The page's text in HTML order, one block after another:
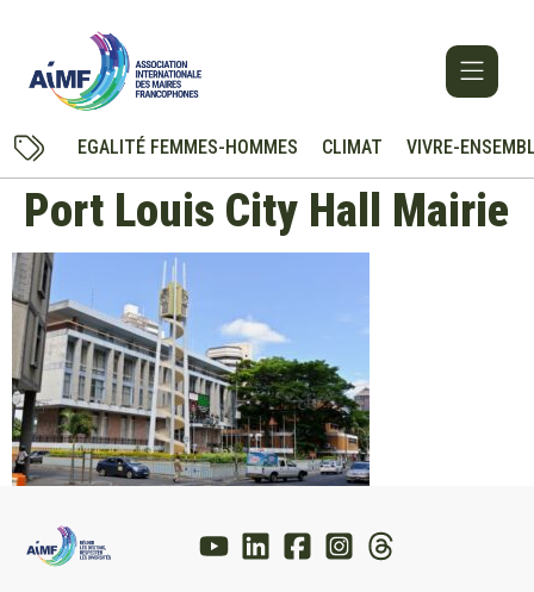
EGALITÉ FEMMES-HOMMES CLIMAT VIVRE-
Port Louis City Hall Mairie